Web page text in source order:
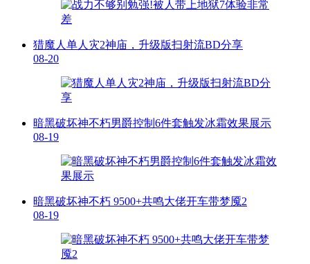
猎魔人单人灾2神庙，升级版扫射流BD分享
08-20
暗黑破坏神不朽男爵控制6件套触发冰霜效果展示
08-19
暗黑破坏神不朽 9500+共鸣大佬开车带梦魇2
08-19